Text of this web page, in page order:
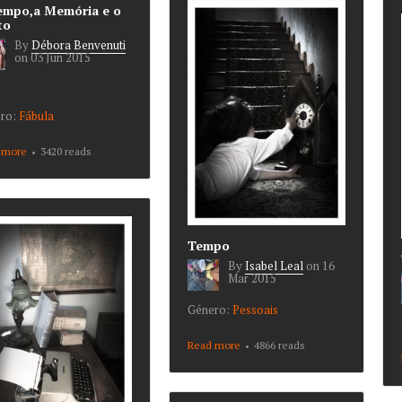
Memória e o
ByDébora Benvenuti
on 03 Jun 2015
Fábula
about O Tempo,a
3420 reads
Tempo
ByIsabel Leal on 16
Mar 2015
Género: Pessoais
Read more about Tempo
4866 reads